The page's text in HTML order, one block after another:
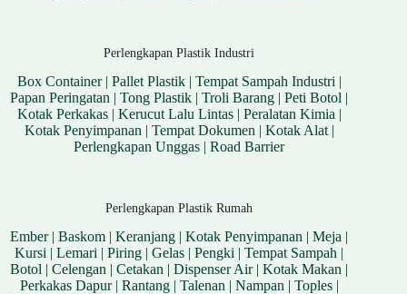
Perlengkapan Plastik Industri
Box Container| Pallet Plastik| Tempat Sampah Industri |
Papan Peringatan |Tong Plastik |Troli Barang |Peti Botol |
Kotak Perkakas| Kerucut Lalu Lintas| Peralatan Kimia |
Kotak Penyimpanan | Tempat Dokumen | Kotak Alat|
Perlengkapan Unggas |Road Barrier
Perlengkapan Plastik Rumah
Ember|Baskom |Keranjang |Kotak Penyimpanan |Meja |
Kursi |Lemari |Piring |Gelas |Pengki |Tempat Sampah |
Botol |Celengan |Cetakan |Dispenser Air|Kotak Makan |
Perkakas Dapur| Rantang| Talenan | Nampan | Toples|